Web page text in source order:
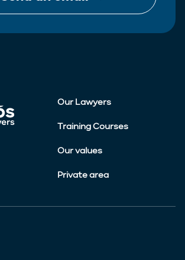
Our Lawyers
Training Courses
Our values
Private area